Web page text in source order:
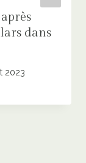
dans
2023